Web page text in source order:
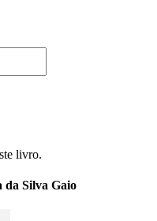
livro.
da Silva Gaio